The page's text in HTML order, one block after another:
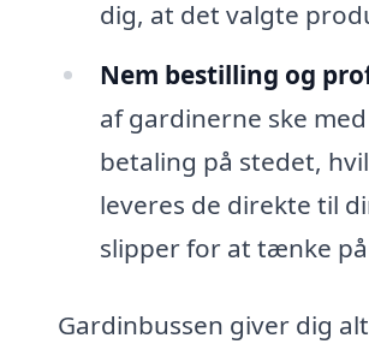
dig, at det valgte
Nem bestilling og
af gardinerne ske
betaling på stedet,
leveres de direkte til
slipper for at tænke
Gardinbussen giver dig